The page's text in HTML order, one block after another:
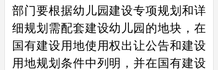
部门要根据幼儿园建设专项规划和详
细规划需配套建设幼儿园的地块，在
国有建设用地使用权出让公告和建设
用地规划条件中列明，并在国有建设